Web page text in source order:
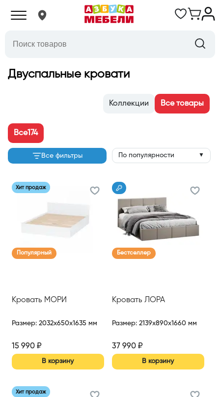
Двуспальные кровати
Коллекции Все товары
Все174
Все фильтры По популярности ▼
Хит продаж
Популярный
Кровать МОРИ
Размер: 2032x650x1635 мм
15 990 ₽
В корзину
Бестселлер
Кровать ЛОРА
Размер: 2139x890x1660 мм
37 990₽
В корзину
Хит продаж